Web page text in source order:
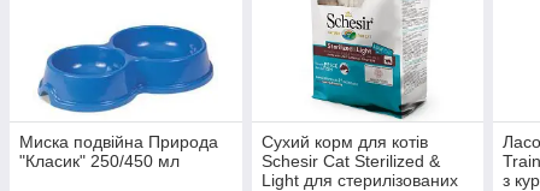
Миска подвійна Природа
"Класик" 250/450 мл
Сухий корм для котів
Schesir Cat Sterilized &
Light для стерилізованих
з